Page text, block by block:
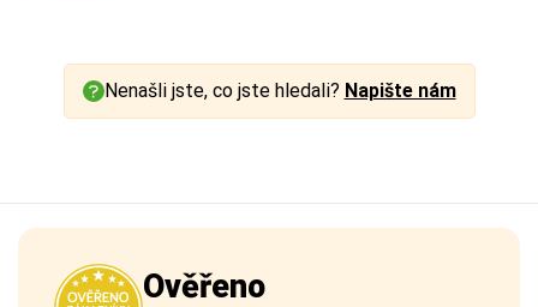
Nenašli jste, co jste hledali? Napište nám
Ověřeno